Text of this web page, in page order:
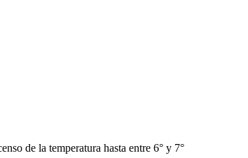
de la temperatura hasta entre 6° y 7°